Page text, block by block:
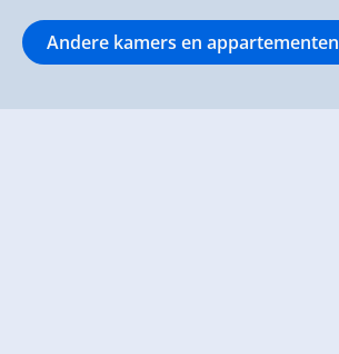
Andere kamers en appartementen